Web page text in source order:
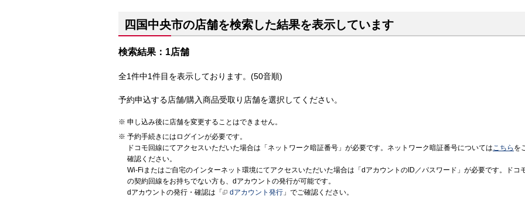
四国中央市の店舗を検索した結果を表示しています
検索結果：1店舗
全1件中1件目を表示しております。(50音順)
予約申込する店舗/購入商品受取り店舗を選択してください。
申し込み後に店舗を変更することはできません。
予約手続きにはログインが必要です。
ドコモ回線にてアクセスいただいた場合は「ネットワーク暗証番号」が必要です。ネットワーク暗証番号についてはこちら を
確認ください。
Wi-Fiまたはご自宅のインターネット環境にてアクセスいただいた場合は「dアカウントのID／パスワード」が必要です。ドコ
の契約回線をお持ちでない方も、dアカウントの発行が可能です。
dアカウントの発行・確認は「
dアカウント発行 」でご確認ください。